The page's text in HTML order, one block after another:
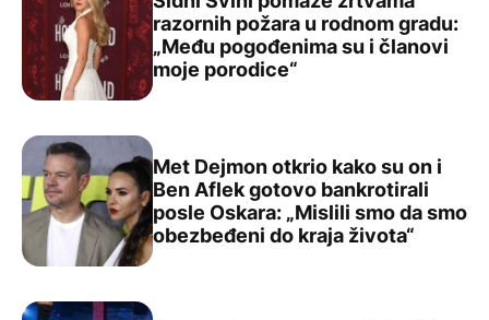
Sidni Svini pomaže žrtvama razornih požara u rodnom
razornih požara u rodnom gradu:
„Među pogođenima su i članovi
moje porodice“
Met Dejmon otkrio kako su on i Ben Aflek gotovo
Met Dejmon otkrio kako su on i
Ben Aflek gotovo bankrotirali
posle Oskara: „Mislili smo da smo
obezbeđeni do kraja života“